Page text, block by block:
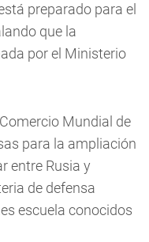
preparado para el
que la
por el Ministerio
Mundial de
para la ampliación
entre Rusia y
de defensa
escuela conocidos